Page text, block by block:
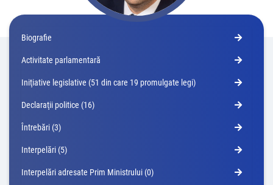
Biografie
Activitate parlamentară
Iniţiative legislative (51 din care 19 promulgate legi)
Declaraţii politice (16)
Întrebări (3)
Interpelări (5)
Interpelări adresate Prim Ministrului (0)